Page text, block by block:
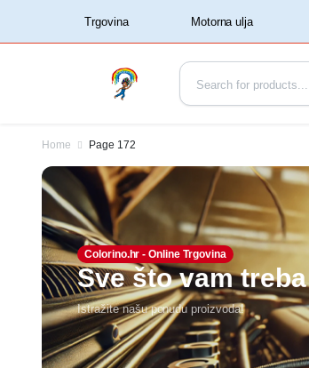
‏‏‎ ‏‏‎ ‎‎Trgovina‏‏‎ ‎
Home Page 172
Colorino.hr - Online Trgovina
Sve što vam
Istražite našu ponudu proizvoda!